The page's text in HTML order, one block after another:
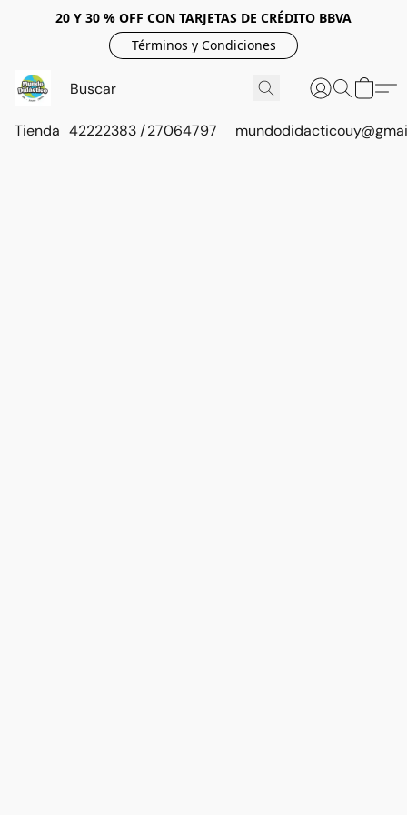
20 Y 30 % OFF CON TARJETAS DE CRÉDITO BBVA
Términos y Condiciones
Tienda 42222383 / 27064797